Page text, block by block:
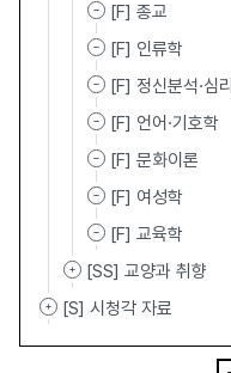
[F] 종교
[F] 인류학
[F] 정신분석·심리
[F] 언어·기호학
[F] 문화이론
[F] 여성학
[F] 교육학
[SS] 교양과 취향
[S] 시청각 자료